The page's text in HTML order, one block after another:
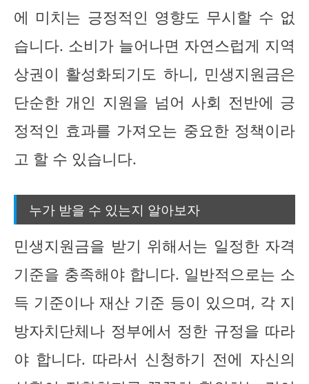
에 미치는 긍정적인 영향도 무시할 수 없
습니다. 소비가 늘어나면 자연스럽게 지역
상권이 활성화되기도 하니, 민생지원금은
단순한 개인 지원을 넘어 사회 전반에 긍
정적인 효과를 가져오는 중요한 정책이라
고 할 수 있습니다.
누가 받을 수 있는지 알아보자
민생지원금을 받기 위해서는 일정한 자격
기준을 충족해야 합니다. 일반적으로는 소
득 기준이나 재산 기준 등이 있으며, 각 지
방자치단체나 정부에서 정한 규정을 따라
야 합니다. 따라서 신청하기 전에 자신의